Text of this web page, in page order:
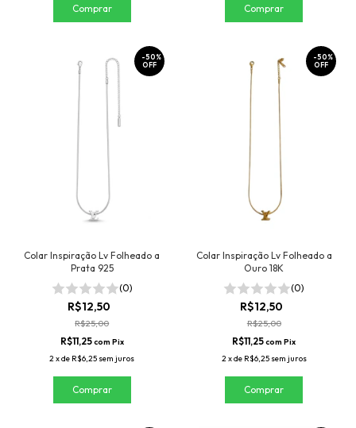
Colar Inspiração Lv Folheado a
Prata 925
(0)
R$12,50
-50%
OFF
R$25,00
R$11,25com Pix
2xde R$6,25 sem juros
Colar Inspiração Lv Folheado a
Ouro 18K
(0)
R$12,50
-50%
OFF
R$25,00
R$11,25com Pix
2xde R$6,25 sem juros